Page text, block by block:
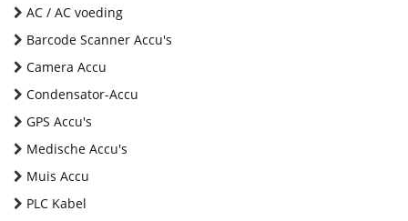
AC / AC voeding
Barcode Scanner Accu's
Camera Accu
Condensator-Accu
GPS Accu's
Medische Accu's
Muis Accu
PLC Kabel